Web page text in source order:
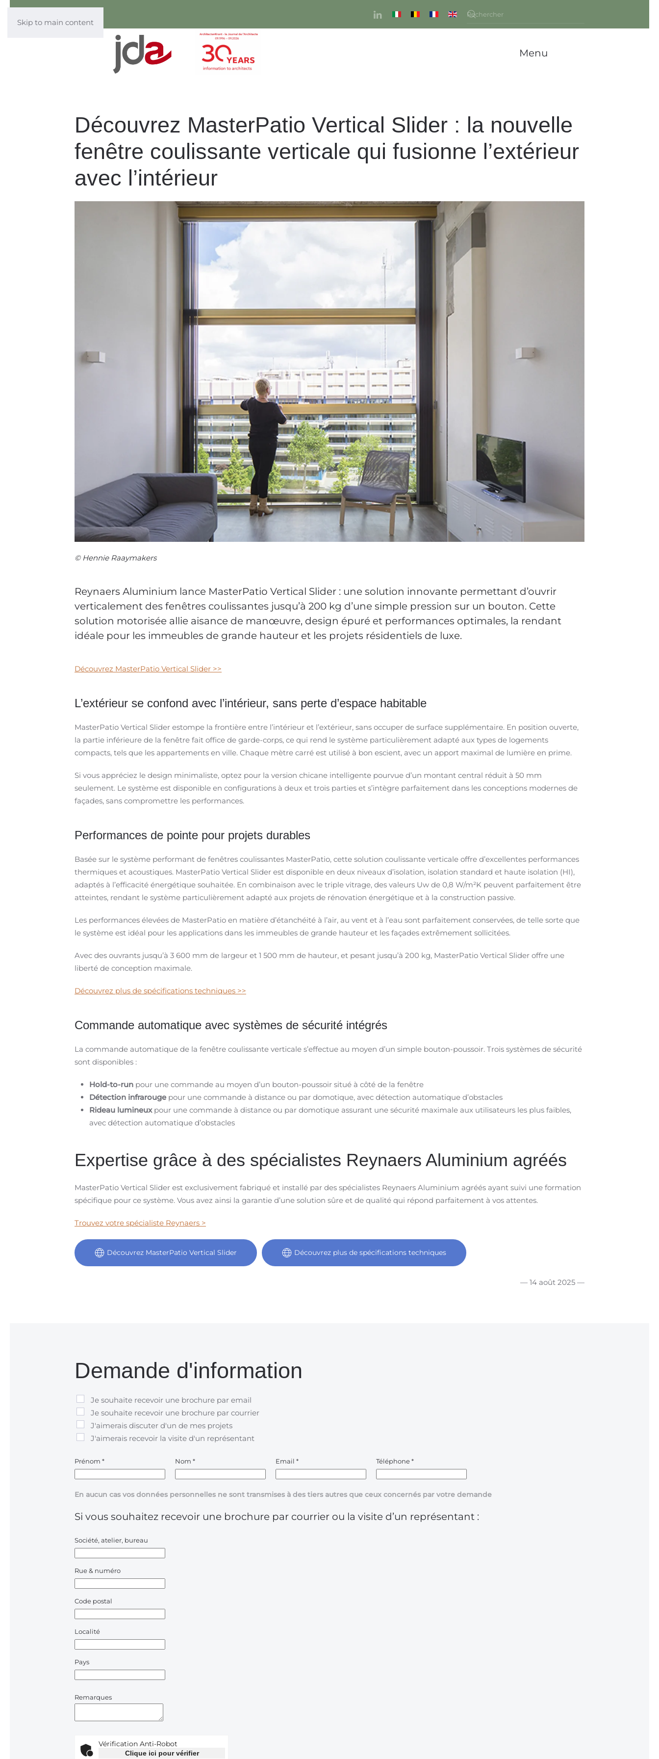
Skip to main content
Menu
Découvrez MasterPatio Vertical Slider : la nouvelle
fenêtre coulissante verticale qui fusionne l’extérieur
avec l’intérieur
© Hennie Raaymakers
Reynaers Aluminium lance MasterPatio Vertical Slider : une solution innovante permettant d’ouvrir
verticalement des fenêtres coulissantes jusqu’à 200 kg d’une simple pression sur un bouton. Cette
solution motorisée allie aisance de manœuvre, design épuré et performances optimales, la rendant
idéale pour les immeubles de grande hauteur et les projets résidentiels de luxe.
Découvrez MasterPatio Vertical Slider >>
L’extérieur se confond avec l’intérieur, sans perte d’espace habitable
MasterPatio Vertical Slider estompe la frontière entre l’intérieur et l’extérieur, sans occuper de surface supplémentaire. En position ouverte,
la partie inférieure de la fenêtre fait office de garde-corps, ce qui rend le système particulièrement adapté aux types de logements
compacts, tels que les appartements en ville. Chaque mètre carré est utilisé à bon escient, avec un apport maximal de lumière en prime.
Si vous appréciez le design minimaliste, optez pour la version chicane intelligente pourvue d’un montant central réduit à 50 mm
seulement. Le système est disponible en configurations à deux et trois parties et s’intègre parfaitement dans les conceptions modernes de
façades, sans compromettre les performances.
Performances de pointe pour projets durables
Basée sur le système performant de fenêtres coulissantes MasterPatio, cette solution coulissante verticale offre d’excellentes performances
thermiques et acoustiques. MasterPatio Vertical Slider est disponible en deux niveaux d’isolation, isolation standard et haute isolation (HI),
adaptés à l’efficacité énergétique souhaitée. En combinaison avec le triple vitrage, des valeurs Uw de 0,8 W/m²K peuvent parfaitement être
atteintes, rendant le système particulièrement adapté aux projets de rénovation énergétique et à la construction passive.
Les performances élevées de MasterPatio en matière d’étanchéité à l’air, au vent et à l’eau sont parfaitement conservées, de telle sorte que
le système est idéal pour les applications dans les immeubles de grande hauteur et les façades extrêmement sollicitées.
Avec des ouvrants jusqu’à 3 600 mm de largeur et 1 500 mm de hauteur, et pesant jusqu’à 200 kg, MasterPatio Vertical Slider offre une
liberté de conception maximale.
Découvrez plus de spécifications techniques >>
Commande automatique avec systèmes de sécurité intégrés
La commande automatique de la fenêtre coulissante verticale s’effectue au moyen d’un simple bouton-poussoir. Trois systèmes de sécurité
sont disponibles :
Hold-to-run pour une commande au moyen d’un bouton-poussoir situé à côté de la fenêtre
Détection infrarouge pour une commande à distance ou par domotique, avec détection automatique d’obstacles
Rideau lumineuxpour une commande à distance ou par domotique assurant une sécurité maximale aux utilisateurs les plus faibles,
avec détection automatique d’obstacles
Expertise grâce à des spécialistes Reynaers Aluminium agréés
MasterPatio Vertical Slider est exclusivement fabriqué et installé par des spécialistes Reynaers Aluminium agréés ayant suivi une formation
spécifique pour ce système. Vous avez ainsi la garantie d’une solution sûre et de qualité qui répond parfaitement à vos attentes.
Trouvez votre spécialiste Reynaers >
Découvrez MasterPatio Vertical Slider Découvrez plus de spécifications techniques
— 14 août 2025 —
Demande d'information
Je souhaite recevoir une brochure par email
Je souhaite recevoir une brochure par courrier
J'aimerais discuter d'un de mes projets
J'aimerais recevoir la visite d'un représentant
Prénom * Nom * Email * Téléphone*
En aucun cas vos données personnelles ne sont transmises à des tiers autres que ceux concernés par votre demande
Si vous souhaitez recevoir une brochure par courrier ou la visite d’un représentant :
Société, atelier, bureau
Rue & numéro
Code postal
Localité
Pays
Remarques
Vérification Anti-Robot
Clique ici pour vérifier